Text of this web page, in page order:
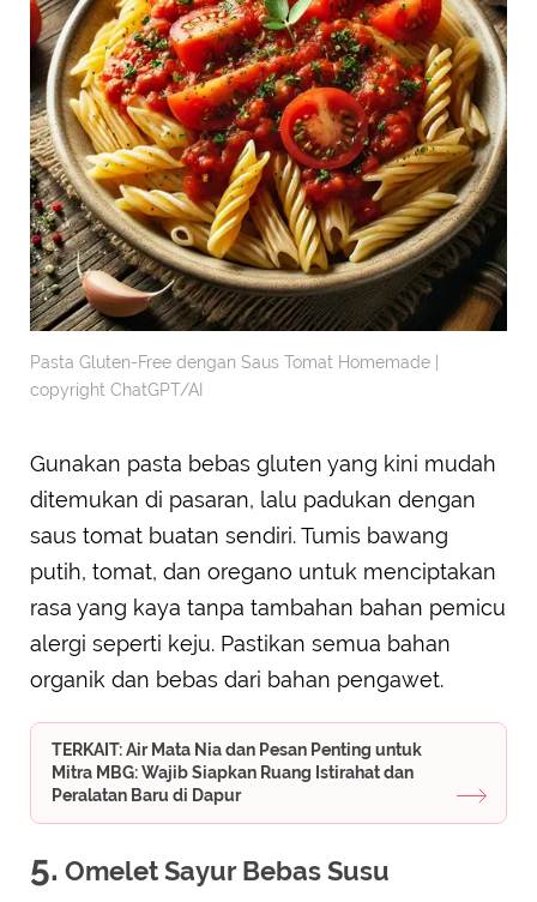
Pasta Gluten-Free dengan Saus Tomat Homemade |
copyright ChatGPT/AI
Gunakan pasta bebas gluten yang kini mudah
ditemukan di pasaran, lalu padukan dengan
saus tomat buatan sendiri. Tumis bawang
putih, tomat, dan oregano untuk menciptakan
rasa yang kaya tanpa tambahan bahan pemicu
alergi seperti keju. Pastikan semua bahan
organik dan bebas dari bahan pengawet.
TERKAIT: Air Mata Nia dan Pesan Penting untuk
Mitra MBG: Wajib Siapkan Ruang Istirahat dan
Peralatan Baru di Dapur
5. Omelet Sayur Bebas Susu